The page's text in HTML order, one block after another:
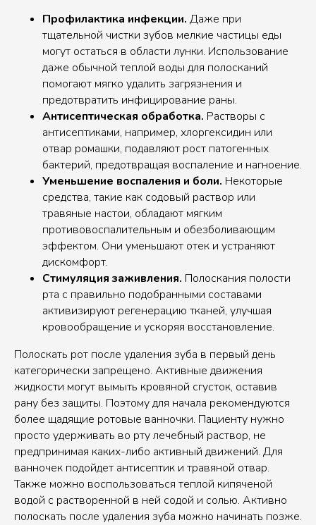
Профилактика инфекции. Даже при
тщательной чистки зубов мелкие частицы еды
могут остаться в области лунки. Использование
даже обычной теплой воды для полосканий
помогают мягко удалить загрязнения и
предотвратить инфицирование раны.
Антисептическая обработка. Растворы с
антисептиками, например, хлоргексидин или
отвар ромашки, подавляют рост патогенных
бактерий, предотвращая воспаление и нагноение.
Уменьшение воспаления и боли. Некоторые
средства, такие как содовый раствор или
травяные настои, обладают мягким
противовоспалительным и обезболивающим
эффектом. Они уменьшают отек и устраняют
дискомфорт.
Стимуляция заживления. Полоскания полости
рта с правильно подобранными составами
активизируют регенерацию тканей, улучшая
кровообращение и ускоряя восстановление.
Полоскать рот после удаления зуба в первый день
категорически запрещено. Активные движения
жидкости могут вымыть кровяной сгусток, оставив
рану без защиты. Поэтому для начала рекомендуются
более щадящие ротовые ванночки. Пациенту нужно
просто удерживать во рту лечебный раствор, не
предпринимая каких-либо активный движений. Для
ванночек подойдет антисептик и травяной отвар.
Также можно воспользоваться теплой кипяченой
водой с растворенной в ней содой и солью. Активно
полоскать после удаления зуба можно начинать позже.